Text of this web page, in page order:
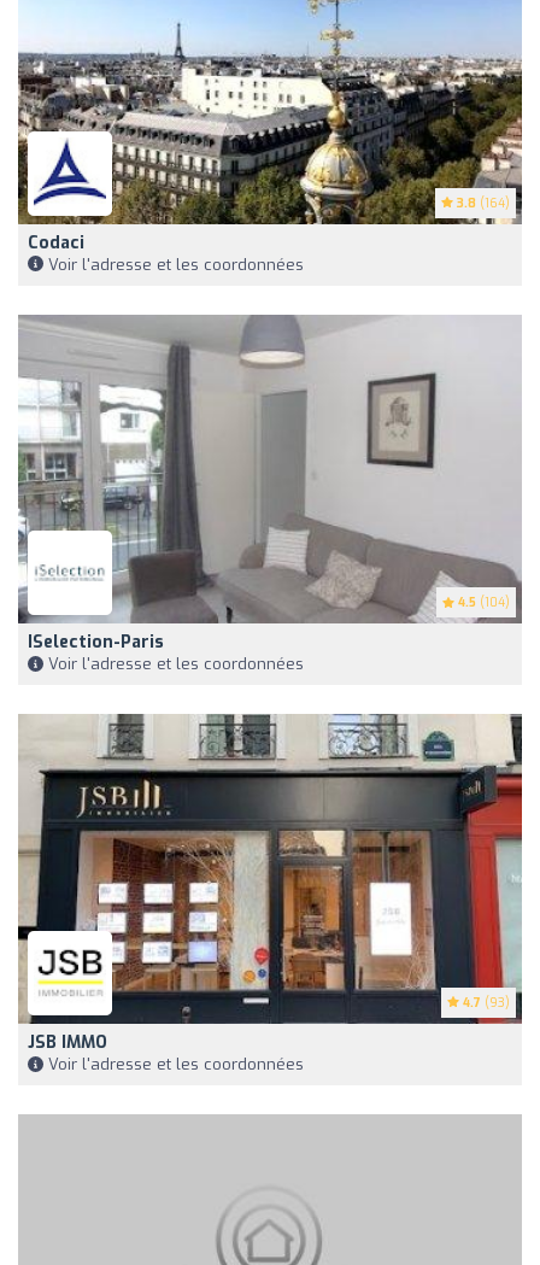
3.8 (164)
Codaci
Voir l'adresse et les coordonnées
4.5 (104)
ISelection-Paris
Voir l'adresse et les coordonnées
4.7 (93)
JSB IMMO
Voir l'adresse et les coordonnées